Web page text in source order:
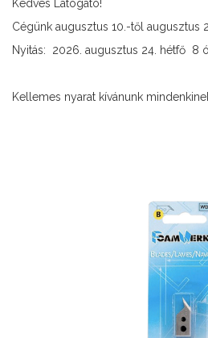
Kedves Látogató!
Cégünk augusztus 10.-től augusztus
Nyitás: 2026. augusztus 24. hétfő 8
Kellemes nyarat kívánunk